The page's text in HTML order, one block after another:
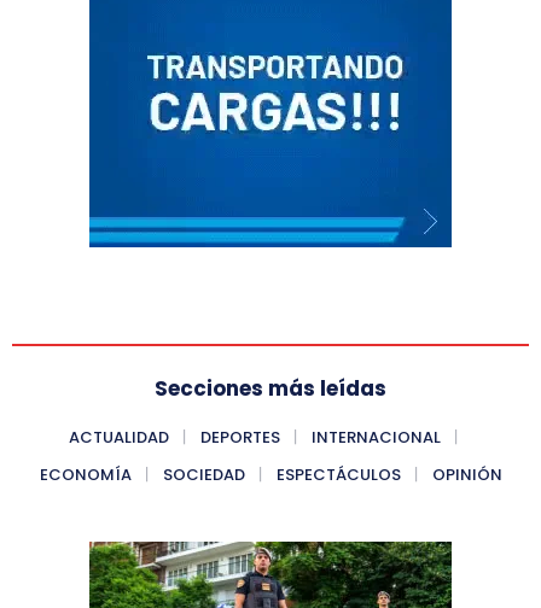
Secciones más leídas
ACTUALIDAD DEPORTES
INTERNACIONAL
ECONOMÍA
SOCIEDAD ESPECTÁCULOS OPINIÓN